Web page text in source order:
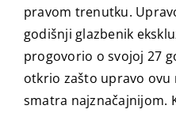
pravom trenutku.
godišnji glazbenik
progovorio o svojoj 27
otkrio zašto upravo ovu
smatra najznačajnijom.